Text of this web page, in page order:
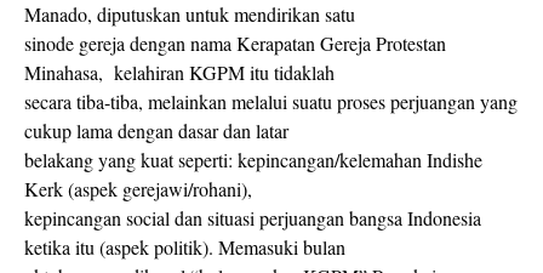
Manado, diputuskan untuk mendirikan satu
sinode gereja dengan nama Kerapatan Gereja Protestan
Minahasa, kelahiran KGPM itu tidaklah
secara tiba-tiba, melainkan melalui suatu proses perjuangan yang
cukup lama dengan dasar dan latar
belakang yang kuat seperti: kepincangan/kelemahan Indishe
Kerk (aspek gerejawi/rohani),
kepincangan social dan situasi perjuangan bangsa Indonesia
ketika itu (aspek politik). Memasuki bulan